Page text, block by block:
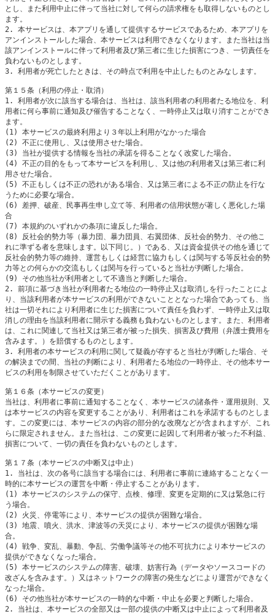
とし、また利用中止に伴って当社に対して何らの請求権をも取得しないものとし
ます。
2. 本サービスは、本アプリを通して提供するサービスであるため、本アプリを
アンインストールした場合、本サービスは利用できなくなります。また当社は当
該アンインストールに伴って利用者及び第三者に生じた損害につき、一切責任を
負わないものとします。
3. 利用者が死亡したときは、その時点で利用を中止したものとみなします。
第１５条（利用の停止・取消）
1. 利用者が次に該当する場合は、当社は、該当利用者の利用者たる地位を、利
用者に何ら事前に通知及び催告することなく、一時停止又は取り消すことができ
ます。
(1) 本サービスの最終利用より３年以上利用がなかった場合
(2) 不正に使用し、又は使用させた場合。
(3) 当社が提供する情報を当社の承諾を得ることなく改変した場合。
(4) 不正の目的をもって本サービスを利用し、又は他の利用者又は第三者に利
用させた場合。
(5) 不正もしくは不正の恐れがある場合、又は第三者による不正の防止を行な
うために必要な場合。
(6) 差押、破産、民事再生申し立て等、利用者の信用状態が著しく悪化した場
合
(7) 本規約のいずれかの条項に違反した場合。
(8) 反社会的勢力等（暴力団、暴力団員、右翼団体、反社会的勢力、その他こ
れに準ずる者を意味します。以下同じ。）である、又は資金提供その他を通じて
反社会的勢力等の維持、運営もしくは経営に協力もしくは関与する等反社会的勢
力等との何らかの交流もしくは関与を行っていると当社が判断した場合。
(9) その他当社が利用者として不適当と判断した場合。
2. 前項に基づき当社が利用者たる地位の一時停止又は取消しを行ったことによ
り、当該利用者が本サービスの利用ができないこととなった場合であっても、当
社は一切それにより利用者に生じた損害について責任を負わず、一時停止又は取
消しの理由を当該利用者に開示する義務も負わないものとします。また、利用者
は、これに関連して当社又は第三者が被った損失、損害及び費用（弁護士費用を
含みます。）を賠償するものとします。
3. 利用者の本サービスの利用に関して疑義が存すると当社が判断した場合、そ
の解決までの間、当社の判断により、利用者たる地位の一時停止、その他本サー
ビスの利用を制限させていただくことがあります。
第１６条（本サービスの変更）
当社は、利用者に事前に通知することなく、本サービスの諸条件・運用規則、又
は本サービスの内容を変更することがあり、利用者はこれを承諾するものとしま
す。この変更には、本サービスの内容の部分的な改廃などが含まれますが、これ
らに限定されません。また当社は、この変更に起因して利用者が被った不利益、
損害について、一切の責任を負わないものとします。
第１７条（本サービスの中断又は中止）
1. 当社は、次の各号に該当する場合には、利用者に事前に連絡することなく一
時的に本サービスの運営を中断・停止することがあります。
(1) 本サービスのシステムの保守、点検、修理、変更を定期的に又は緊急に行
う場合。
(2) 火災、停電等により、本サービスの提供が困難な場合。
(3) 地震、噴火、洪水、津波等の天災により、本サービスの提供が困難な場
合。
(4) 戦争、変乱、暴動、争乱、労働争議等その他不可抗力により本サービスの
提供ができなくなった場合。
(5) 本サービスのシステムの障害、破壊、妨害行為（データやソースコードの
改ざんを含みます。）又はネットワークの障害の発生などにより運営ができなく
なった場合。
(6) その他当社が本サービスの一時的な中断・中止を必要と判断した場合。
2. 当社は、本サービスの全部又は一部の提供の中断又は中止によって利用者及